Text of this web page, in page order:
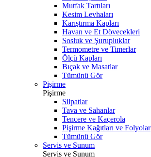
Mutfak Tartıları
Kesim Levhaları
Karıştırma Kapları
Havan ve Et Dövecekleri
Sosluk ve Şurupluklar
Termometre ve Timerlar
Ölçü Kapları
Bıçak ve Masatlar
Tümünü Gör
Pişirme
Pişirme
Silpatlar
Tava ve Sahanlar
Tencere ve Kaçerola
Pişirme Kağıtları ve Folyolar
Tümünü Gör
Servis ve Sunum
Servis ve Sunum